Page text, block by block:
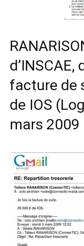
facture de
de IOS
mars 2009